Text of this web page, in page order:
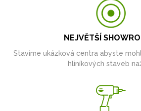
NEJVĚTŠÍ
Stavíme ukázková centra abyste
hliníkových staveb